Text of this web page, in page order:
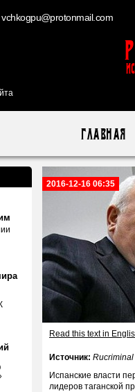
vchkogpu@protonmail.com
Главная
2016-12-16 06:35
Read this text in
Источник: Rucriminal
Испанские власти
лидеров таганской